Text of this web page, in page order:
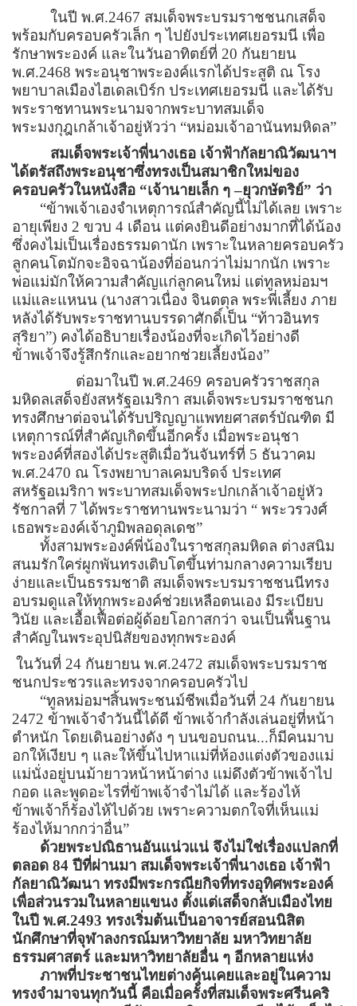
ในปี พ.ศ.2467 สมเด็จพระบรมราชชนกเสด็จ
พร้อมกับครอบครัวเล็ก ๆ ไปยังประเทศเยอรมนี เพื่อ
รักษาพระองค์ และในวันอาทิตย์ที่ 20 กันยายน
พ.ศ.2468 พระอนุชาพระองค์แรกได้ประสูติ ณ โรง
พยาบาลเมืองไฮเดลเบิร์ก ประเทศเยอรมนี และได้รับ
พระราชทานพระนามจากพระบาทสมเด็จ
พระมงกุฎเกล้าเจ้าอยู่หัวว่า “หม่อมเจ้าอานันทมหิดล”
สมเด็จพระเจ้าพี่นางเธอ เจ้าฟ้ากัลยาณิวัฒนาฯ
ได้ตรัสถึงพระอนุชาซึ่งทรงเป็นสมาชิกใหม่ของ
ครอบครัวในหนังสือ “เจ้านายเล็ก ๆ–ยุวกษัตริย์” ว่า
“ข้าพเจ้าเองจำเหตุการณ์สำคัญนี้ไม่ได้เลย เพราะ
อายุเพียง 2 ขวบ 4 เดือน แต่คงยินดีอย่างมากที่ได้น้อง
ซึ่งคงไม่เป็นเรื่องธรรมดานัก เพราะในหลายครอบครัว
ลูกคนโตมักจะอิจฉาน้องที่อ่อนกว่าไม่มากนัก เพราะ
พ่อแม่มักให้ความสำคัญแก่ลูกคนใหม่ แต่ทูลหม่อมฯ
แม่และแหนน (นางสาวเนื่อง จินตตุล พระพี่เลี้ยง ภาย
หลังได้รับพระราชทานบรรดาศักดิ์เป็น “ท้าวอินทร
สุริยา”) คงได้อธิบายเรื่องน้องที่จะเกิดไว้อย่างดี
ข้าพเจ้าจึงรู้สึกรักและอยากช่วยเลี้ยงน้อง”
ต่อมาในปี พ.ศ.2469 ครอบครัวราชสกุล
มหิดลเสด็จยังสหรัฐอเมริกา สมเด็จพระบรมราชชนก
ทรงศึกษาต่อจนได้รับปริญญาแพทยศาสตร์บัณฑิต มี
เหตุการณ์ที่สำคัญเกิดขึ้นอีกครั้ง เมื่อพระอนุชา
พระองค์ที่สองได้ประสูติเมื่อวันจันทร์ที่ 5 ธันวาคม
พ.ศ.2470 ณ โรงพยาบาลเคมบริดจ์ ประเทศ
สหรัฐอเมริกา พระบาทสมเด็จพระปกเกล้าเจ้าอยู่หัว
รัชกาลที่ 7ได้พระราชทานพระนามว่า “ พระวรวงศ์
เธอพระองค์เจ้าภูมิพลอดุลเดช”
ทั้งสามพระองค์พี่น้องในราชสกุลมหิดล ต่างสนิม
สนมรักใคร่ผูกพันทรงเติบโตขึ้นท่ามกลางความเรียบ
ง่ายและเป็นธรรมชาติ สมเด็จพระบรมราชชนนีทรง
อบรมดูแลให้ทุกพระองค์ช่วยเหลือตนเอง มีระเบียบ
วินัย และเอื้อเฟื้อต่อผู้ด้อยโอกาสกว่า จนเป็นพื้นฐาน
สำคัญในพระอุปนิสัยของทุกพระองค์
ในวันที่ 24 กันยายน พ.ศ.2472 สมเด็จพระบรมราช
ชนกประชวรและทรงจากครอบครัวไป
“ทูลหม่อมฯสิ้นพระชนม์ชีพเมื่อวันที่ 24 กันยายน
2472 ข้าพเจ้าจำวันนี้ได้ดี ข้าพเจ้ากำลังเล่นอยู่ที่หน้า
ตำหนัก โดยเดินอย่างดัง ๆ บนขอบถนน...ก็มีคนมาบ
อกให้เงียบ ๆ และให้ขึ้นไปหาแม่ที่ห้องแต่งตัวของแม่
แม่นั่งอยู่บนม้ายาวหน้าหน้าต่าง แม่ดึงตัวข้าพเจ้าไป
กอด และพูดอะไรที่ข้าพเจ้าจำไม่ได้ และร้องไห้
ข้าพเจ้าก็ร้องไห้ไปด้วย เพราะความตกใจที่เห็นแม่
ร้องไห้มากกว่าอื่น”
ด้วยพระปณิธานอันแน่วแน่ จึงไม่ใช่เรื่องแปลกที่
ตลอด 84ปีที่ผ่านมา สมเด็จพระเจ้าพี่นางเธอ เจ้าฟ้า
กัลยาณิวัฒนา ทรงมีพระกรณียกิจที่ทรงอุทิศพระองค์
เพื่อส่วนรวมในหลายแขนง ตั้งแต่เสด็จกลับเมืองไทย
ในปี พ.ศ.2493 ทรงเริ่มต้นเป็นอาจารย์สอนนิสิต
นักศึกษาที่จุฬาลงกรณ์มหาวิทยาลัย มหาวิทยาลัย
ธรรมศาสตร์ และมหาวิทยาลัยอื่น ๆ อีกหลายแห่ง
ภาพที่ประชาชนไทยต่างคุ้นเคยและอยู่ในความ
ทรงจำมาจนทุกวันนี้ คือเมื่อครั้งที่สมเด็จพระศรีนคริ